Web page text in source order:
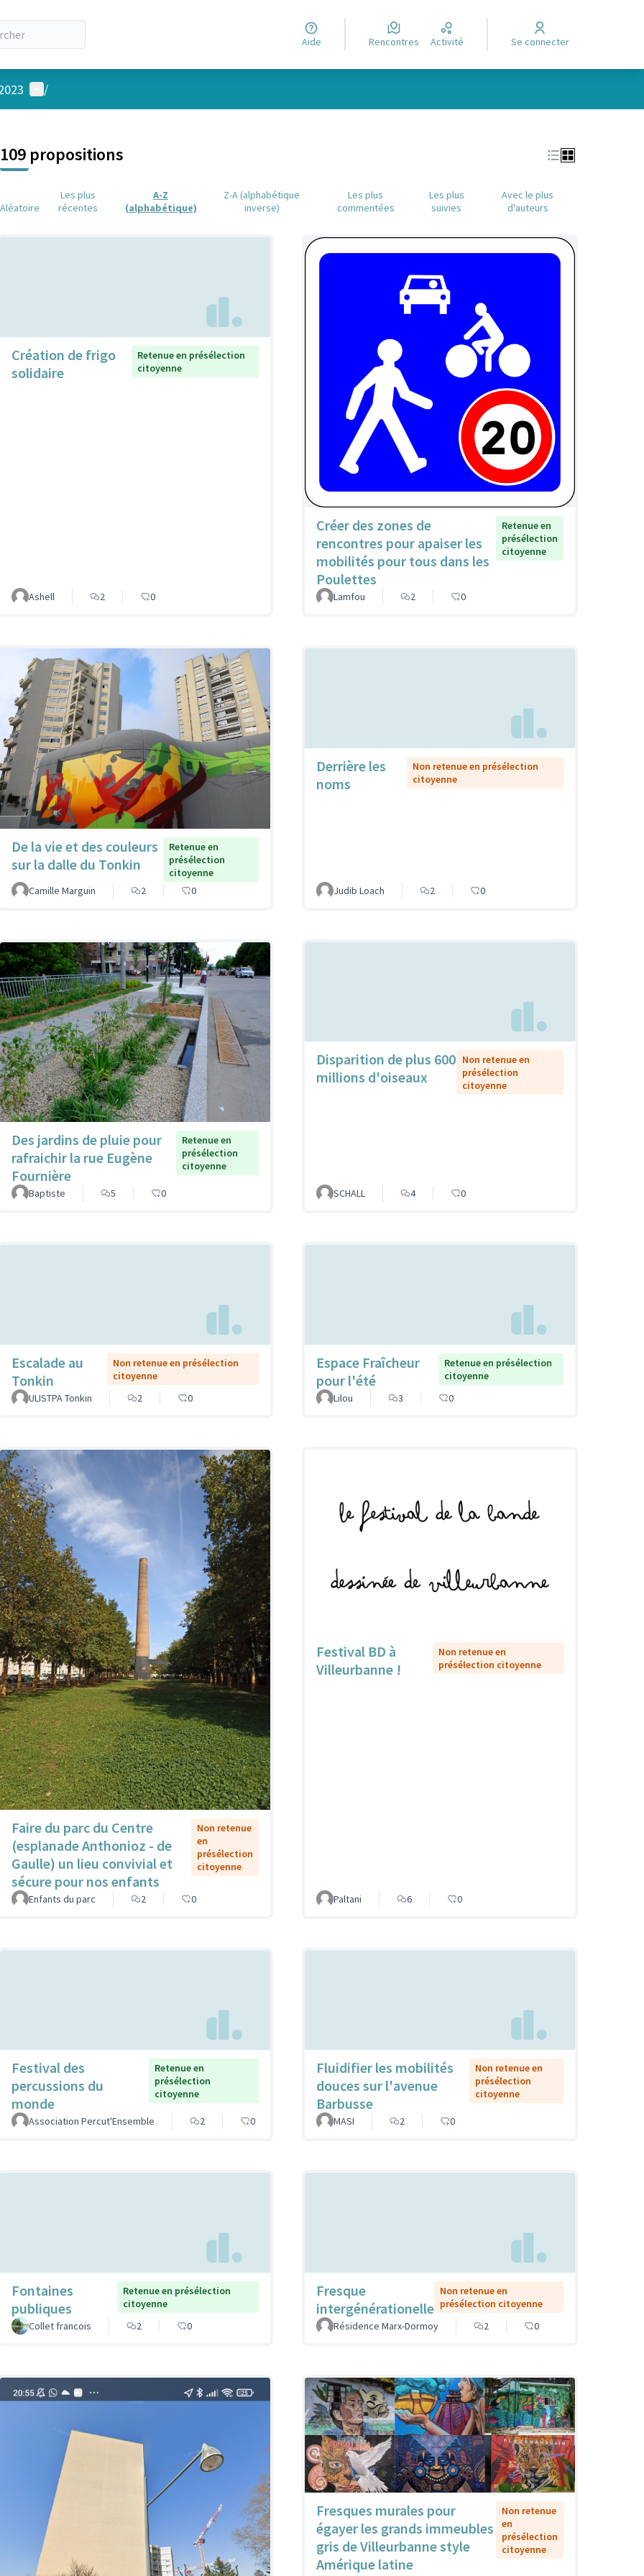
Aide Rencontres Activité Se connecter
Menu utilisateur
/
109 propositions
Aléatoire
Les plus
récentes
A-Z
(alphabétique)
Z-A (alphabétique
inverse)
Les plus
commentées
Les plus
suivies
Avec le plus
d'auteurs
Création de frigo
solidaire
Retenue en présélection
citoyenne
Ashell 2 0
Créer des zones de
rencontres pour apaiser les
mobilités pour tous dans les
Poulettes
Retenue en
présélection
citoyenne
Lamfou 2 0
De la vie et des couleurs
sur la dalle du Tonkin
Retenue en
présélection
citoyenne
Camille Marguin
2 0
Derrière les
noms
Non retenue en présélection
citoyenne
Judib Loach 2 0
Des jardins de pluie pour
rafraichir la rue Eugène
Fournière
Retenue en
présélection
citoyenne
Baptiste 5 0
Disparition de plus 600
millions d'oiseaux
Non retenue en
présélection
citoyenne
SCHALL 4 0
Escalade au
Tonkin
Non retenue en présélection
citoyenne
ULISTPA Tonkin
2 0
Espace Fraîcheur
pour l'été
Retenue en présélection
citoyenne
Lilou
3 0
Faire du parc du Centre
(esplanade Anthonioz - de
Gaulle) un lieu convivial et
sécure pour nos enfants
Non retenue
en
présélection
citoyenne
Enfants du parc 2 0
Festival BD à
Villeurbanne !
Non retenue en
présélection citoyenne
Paltani 6 0
Festival des
percussions du
monde
Retenue en
présélection
citoyenne
Association Percut'Ensemble 2 0
Fluidifier les mobilités
douces sur l'avenue
Barbusse
Non retenue en
présélection
citoyenne
MASI 2 0
Fontaines
publiques
Retenue en présélection
citoyenne
Collet francois
2 0
Fresque
intergénérationelle
Non retenue en
présélection citoyenne
Résidence Marx-Dormoy
2 0
Fresques murales pour
égayer les grands immeubles
gris de Villeurbanne style
Amérique latine
Non retenue
en
présélection
citoyenne